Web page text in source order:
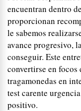
encuentran dentro
proporcionan
le sabemos
avance progresivo,
conseguir. Este
convertirse en focos
tragamonedas en
test carente
positivo.